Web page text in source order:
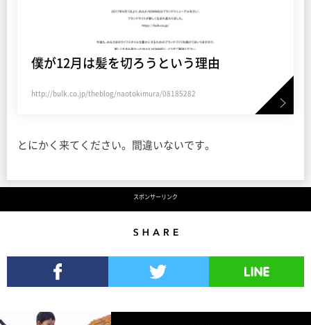
僕が12月は髪を切ろうという理由
http://bulk.co.jp/theblog/naotokimura/08185282
とにかく来てください。間違いないです。
スポンサーリンク